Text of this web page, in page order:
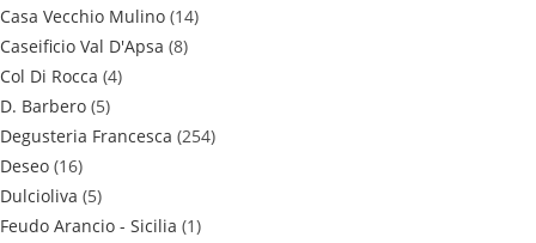
Casa Vecchio Mulino (14)
Caseificio Val D'Apsa (8)
Col Di Rocca (4)
D. Barbero (5)
Degusteria Francesca (254)
Deseo (16)
Dulcioliva (5)
Feudo Arancio - Sicilia (1)